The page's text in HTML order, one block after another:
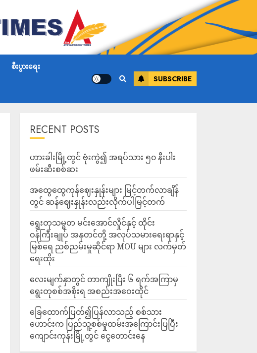
စီးပွားရေး
SUBSCRIBE
RECENT POSTS
ဟားခါးမြို့တွင် ဗုံးကွဲ၍ အရပ်သား ၅၀ နီးပါး
ဖမ်းဆီးစစ်ဆး
အထွေထွေကုန်ဈေးနှုန်းများ မြင့်တက်လာချိန်
တွင် ဆန်ဈေးနှုန်းလည်းလိုက်ပါမြင့်တက်
ရွေးတုသမ္မတ မင်းအောင်လှိုင်နှင့် ထိုင်း
ဝန်ကြီးချုပ် အနုတင်တို့ အလုပ်သမားရေးရာနှင့်
မြစ်ရေ ညစ်ညမ်းမှုဆိုင်ရာ MOU များ လက်မှတ်
ရေးထိုး
လေးမျက်နှာတွင် တာကျိုးပြီး ၆ ရက်အကြာမှ
ရွေးတုစစ်အစိုးရ အစည်းအဝေးထိုင်
ခြေထောက်ပြတ်၍ပြန်လာသည့် စစ်သား
ဟောင်းက ပြည်သူ့စစ်မှုထမ်းအကြောင်းပြပြီး
ကျောင်းကုန်းမြို့တွင် ငွေတောင်းနေ